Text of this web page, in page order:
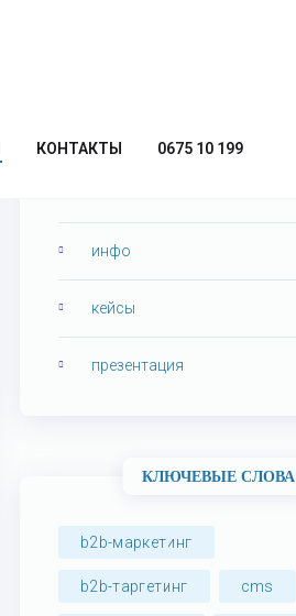
КОНТАКТЫ 0675 10 199
инфо
кейсы
презентация
КЛЮЧЕВЫЕ СЛОВА
b2b-маркетинг
b2b-таргетинг cms